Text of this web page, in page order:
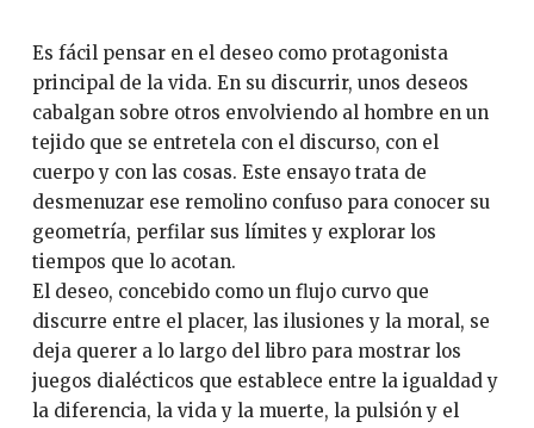
Es fácil pensar en el deseo como protagonista
principal de la vida. En su discurrir, unos deseos
cabalgan sobre otros envolviendo al hombre en un
tejido que se entretela con el discurso, con el
cuerpo y con las cosas. Este ensayo trata de
desmenuzar ese remolino confuso para conocer su
geometría, perfilar sus límites y explorar los
tiempos que lo acotan.
El deseo, concebido como un flujo curvo que
discurre entre el placer, las ilusiones y la moral, se
deja querer a lo largo del libro para mostrar los
juegos dialécticos que establece entre la igualdad y
la diferencia, la vida y la muerte, la pulsión y el